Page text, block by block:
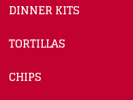
DINNER KITS
TORTILLAS
CHIPS